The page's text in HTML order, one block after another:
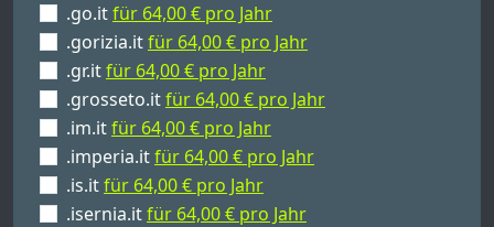
.go.itfür 64,00 € pro Jahr
.gorizia.itfür 64,00 € pro Jahr
.gr.itfür 64,00 € pro Jahr
.grosseto.itfür 64,00 € pro Jahr
.im.itfür 64,00 € pro Jahr
.imperia.itfür 64,00 € pro Jahr
.is.itfür 64,00 € pro Jahr
.isernia.itfür 64,00 € pro Jahr